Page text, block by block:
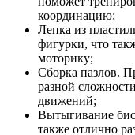
координацию;
Лепка из
фигурки, что
моторику;
Сборка пазлов.
разной
движений;
Вытыгивание
также отлично